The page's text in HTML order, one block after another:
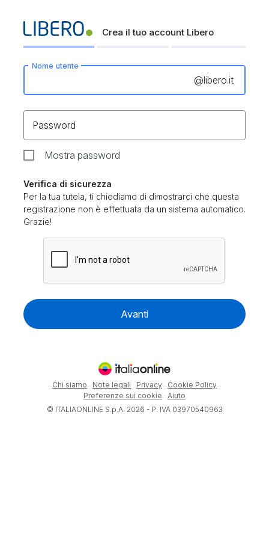
Crea il tuo account Libero
Nome utente
@libero.it
Password
Mostra password
Verifica di sicurezza
Per la tua tutela, ti chiediamo di dimostrarci che questa
registrazione non è effettuata da un sistema automatico.
Grazie!
Avanti
Chi siamo Note legali Privacy
Cookie Policy
Preferenze sui cookie
Aiuto
© ITALIAONLINE S.p.A. 2026 - P. IVA 03970540963